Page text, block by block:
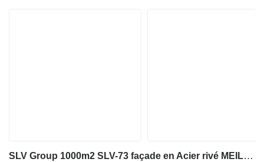
SLV Group 1000m2 SLV-73 façade en Acier rivé MEILLEURE QUALITE